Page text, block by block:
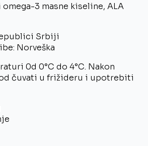
3 masne kiseline, ALA
Srbiji
Norveška
0d 0°C do 4°C. Nakon
čuvati u frižideru i upotrebiti